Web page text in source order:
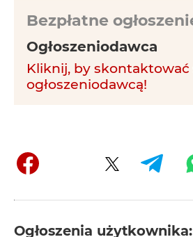
Bezpłatne
Ogłoszeniodawca
Kliknij, by skontaktować
ogłoszeniodawcą!
Ogłoszenia użytkownika: